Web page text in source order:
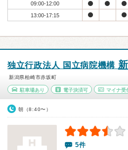
09:00-12:00
13:00-17:15
独立行政法人 国立病院機構
新潟県柏崎市赤坂町
駐車場あり 電子決済可 マイナ受
朝（8:40〜）
5件